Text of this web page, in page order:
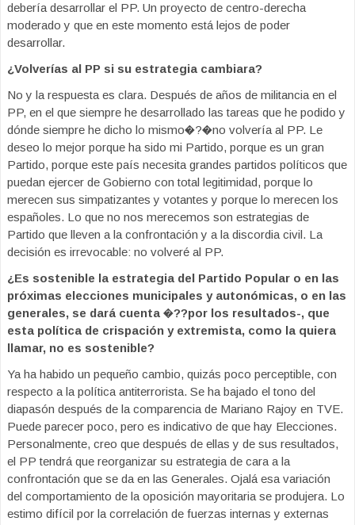
debería desarrollar el PP. Un proyecto de centro-derecha
moderado y que en este momento está lejos de poder
desarrollar.
¿Volverías al PP si su estrategia cambiara?
No y la respuesta es clara. Después de años de militancia en el
PP, en el que siempre he desarrollado las tareas que he podido y
dónde siempre he dicho lo mismo�?�no volvería al PP. Le
deseo lo mejor porque ha sido mi Partido, porque es un gran
Partido, porque este país necesita grandes partidos políticos que
puedan ejercer de Gobierno con total legitimidad, porque lo
merecen sus simpatizantes y votantes y porque lo merecen los
españoles. Lo que no nos merecemos son estrategias de
Partido que lleven a la confrontación y a la discordia civil. La
decisión es irrevocable: no volveré al PP.
¿Es sostenible la estrategia del Partido Popular o en las
próximas elecciones municipales y autonómicas, o en las
generales, se dará cuenta �??por los resultados-, que
esta política de crispación y extremista, como la quiera
llamar, no es sostenible?
Ya ha habido un pequeño cambio, quizás poco perceptible, con
respecto a la política antiterrorista. Se ha bajado el tono del
diapasón después de la comparencia de Mariano Rajoy en TVE.
Puede parecer poco, pero es indicativo de que hay Elecciones.
Personalmente, creo que después de ellas y de sus resultados,
el PP tendrá que reorganizar su estrategia de cara a la
confrontación que se da en las Generales. Ojalá esa variación
del comportamiento de la oposición mayoritaria se produjera. Lo
estimo difícil por la correlación de fuerzas internas y externas